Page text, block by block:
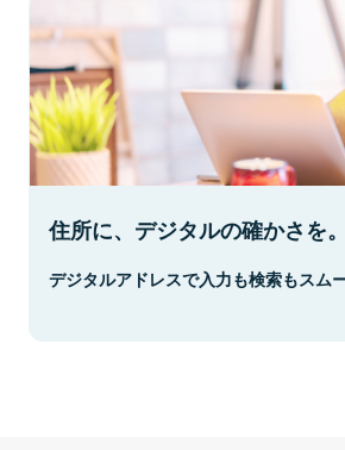
住所に、デジタルの確かさを。
デジタルアドレスで入力も検索もスムー